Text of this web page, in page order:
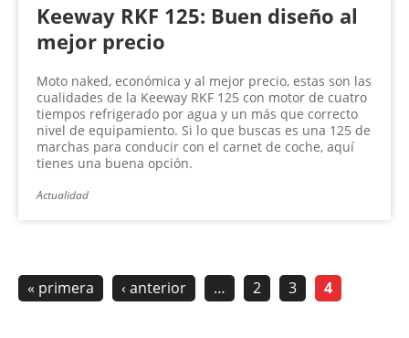
Keeway RKF 125: Buen diseño al
mejor precio
Moto naked, económica y al mejor precio, estas son las
cualidades de la Keeway RKF 125 con motor de cuatro
tiempos refrigerado por agua y un más que correcto
nivel de equipamiento. Si lo que buscas es una 125 de
marchas para conducir con el carnet de coche, aquí
tienes una buena opción.
Actualidad
« primera ‹ anterior … 2 3 4